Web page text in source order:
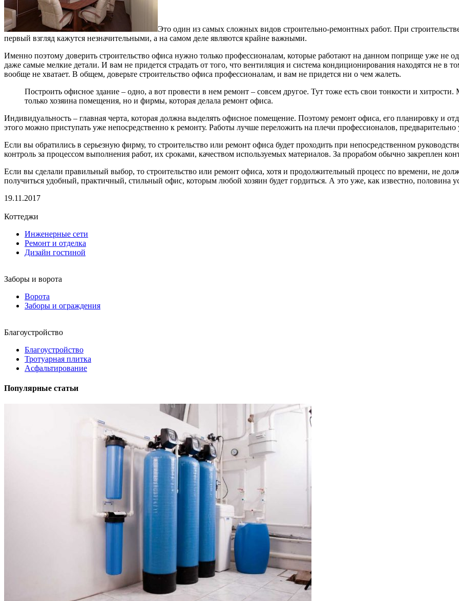
Это один из самых сложных видов строительно-ремонтных работ. При
первый взгляд кажутся незначительными, а на самом деле являются крайне важными.
Именно поэтому доверить строительство офиса нужно только профессионалам, которые работают на данном поприще уже не
даже самые мелкие детали. И вам не придется страдать от того, что вентиляция и система кондиционирования находятся не в
вообще не хватает. В общем, доверьте строительство офиса профессионалам, и вам не придется ни о чем жалеть.
Построить офисное здание – одно, а вот провести в нем ремонт – совсем другое. Тут тоже есть свои тонкости и
только хозяина помещения, но и фирмы, которая делала ремонт офиса.
Индивидуальность – главная черта, которая должна выделять офисное помещение. Поэтому ремонт офиса, его планировку и
этого можно приступать уже непосредственно к ремонту. Работы лучше переложить на плечи профессионалов,
Если вы обратились в серьезную фирму, то строительство или ремонт офиса будет проходить при непосредственном
контроль за процессом выполнения работ, их сроками, качеством используемых материалов. За прорабом обычно закреплен
Если вы сделали правильный выбор, то строительство или ремонт офиса, хотя и продолжительный процесс по времени, не
получиться удобный, практичный, стильный офис, которым любой хозяин будет гордиться. А это уже, как известно, половина
19.11.2017
Коттеджи
Инженерные сети
Ремонт и отделка
Дизайн гостиной
Заборы и ворота
Ворота
Заборы и ограждения
Благоустройство
Благоустройство
Тротуарная плитка
Асфальтирование
Популярные статьи